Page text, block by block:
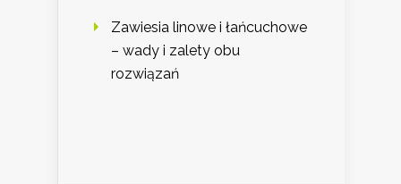
Zawiesia linowe i łańcuchowe
– wady i zalety obu
rozwiązań